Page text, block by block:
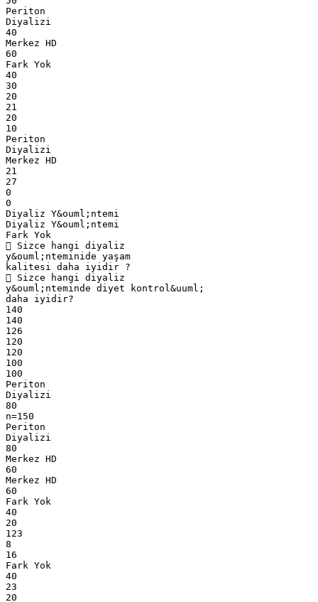
Periton
Diyalizi
40
Merkez HD
60
Fark Yok
40
30
20
21
20
10
Periton
Diyalizi
Merkez HD
21
27
0
0
Diyaliz Y&ouml;ntemi
Diyaliz Y&ouml;ntemi
Fark Yok
 Sizce hangi diyaliz
y&ouml;nteminide yaşam
kalitesi daha iyidir ?
 Sizce hangi diyaliz
y&ouml;nteminde diyet kontrol&uuml;
daha iyidir?
140
140
126
120
120
100
100
Periton
Diyalizi
80
n=150
Periton
Diyalizi
80
Merkez HD
60
Merkez HD
60
Fark Yok
40
20
123
8
16
Fark Yok
40
23
20